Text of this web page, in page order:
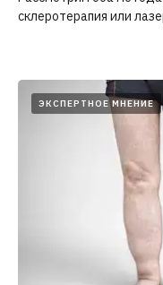
склеротерапия или
ЭКСПЕРТНОЕ МНЕНИЕ